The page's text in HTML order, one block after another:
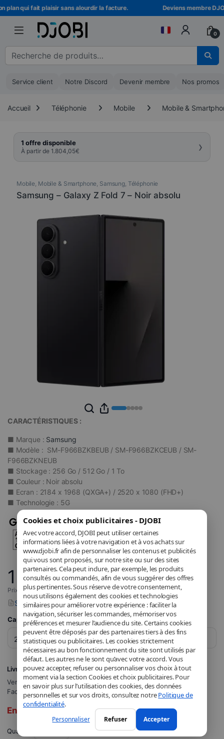
Cookies et choix publicitaires - DJOBI
Avec votre accord, DJOBI peut utiliser certaines
informations liées à votre navigation et à vos achats sur
www.djobi.fr afin de personnaliser les contenus et publicités
qui vous sont proposés, sur notre site ou sur des sites
partenaires. Cela peut inclure, par exemple, les produits
consultés ou commandés, afin de vous suggérer des offres
plus pertinentes. Sous réserve de votre consentement,
nous utilisons également des cookies et technologies
similaires pour améliorer votre expérience : faciliter la
navigation, sécuriser les commandes, mémoriser vos
préférences et mesurer l’audience du site. Certains cookies
peuvent être déposés par des partenaires tiers à des fins
statistiques ou publicitaires. Les cookies strictement
nécessaires au bon fonctionnement du site sont utilisés par
défaut. Les autres ne le sont qu’avec votre accord. Vous
pouvez accepter, refuser ou personnaliser vos choix à tout
moment via la section Cookies et choix publicitaires. Pour
en savoir plus sur l’utilisation des cookies, des données
personnelles et sur vos droits, consultez notrePolitique de
confidentialité.
Personnaliser Refuser Accepter
Skip to navigation
Skip to content
qui fait plaisir sans alourdir la facture. Deviens membre
0
Recherche pour :
Service client Notre Discord Devenir membre Nos promos
Accueil Téléphonie Mobile Mobile &
1 offre disponible
À partir de 1.804,05€ ›
Mobile, Mobile & Smartphone, Samsung, Téléphonie
Samsung – Galaxy Z Fold 7 – Noir absolu
CARACTÉRISTIQUES :
■ Marque : Samsung
■ Modèle : SM-F966BZKBEUB / SM-F966BZKCEUB / SM-
F966BZKNEUB
■ Stockage : 256 Go / 512 Go / 1 To
■ Couleur : Noir absolu
■ Ecran : 2184 x 1968 (QXGA+) / 2520 x 1080 (FHD+)
■ Technologie : 5G
1 804,05€
Prix incluant la TVA applicable.
Signaler un problème avec ce produit
Capacité de stockage
Livraison GRATUITE
Vendu et expédié parDJOBI_FR.
Facturé par DJOBI.
En rupture de stock
Quantité